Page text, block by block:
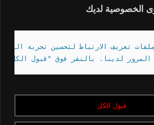
الخصوصية لديك
تعريف الارتباط لتحسين تجربة
المرور لدينا. بالنقر فوق "قبول الكل"
قبول الكل
Copyright - korafot | 2020-